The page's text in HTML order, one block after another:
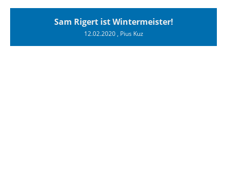
Sam Rigert ist Wintermeister!
12.02.2020, Pius Kuz